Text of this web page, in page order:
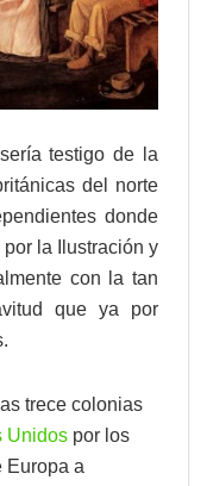
testigo de la
del norte
donde
la Ilustración y
con la tan
que ya por
trece colonias
Unidos por los
Europa a